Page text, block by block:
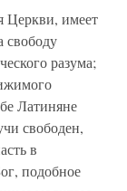
Церкви, имеет
свободу
разума;
Латиняне
свободен,
в
подобное